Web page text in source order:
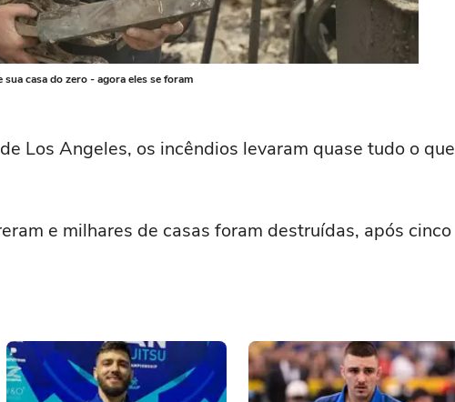
casa do zero - agora eles se foram
Los Angeles, os incêndios levaram quase tudo o que
e milhares de casas foram destruídas, após cinco